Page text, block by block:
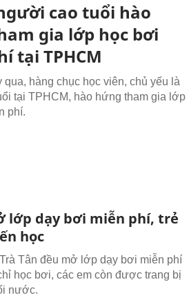
cao tuổi hào
gia lớp học bơi
tại TPHCM
qua, hàng chục học viên, chủ yếu là
tại TPHCM, hào hứng tham gia lớp
phí.
lớp dạy bơi miễn phí, trẻ
học
Tân đều mở lớp dạy bơi miễn phí
học bơi, các em còn được trang bị
nước.